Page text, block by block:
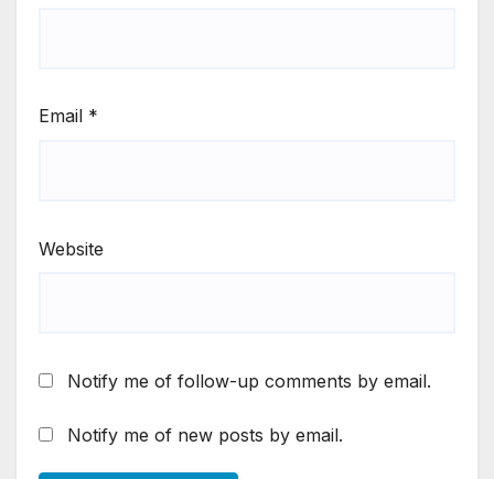
Email *
Website
Notify me of follow-up comments by email.
Notify me of new posts by email.